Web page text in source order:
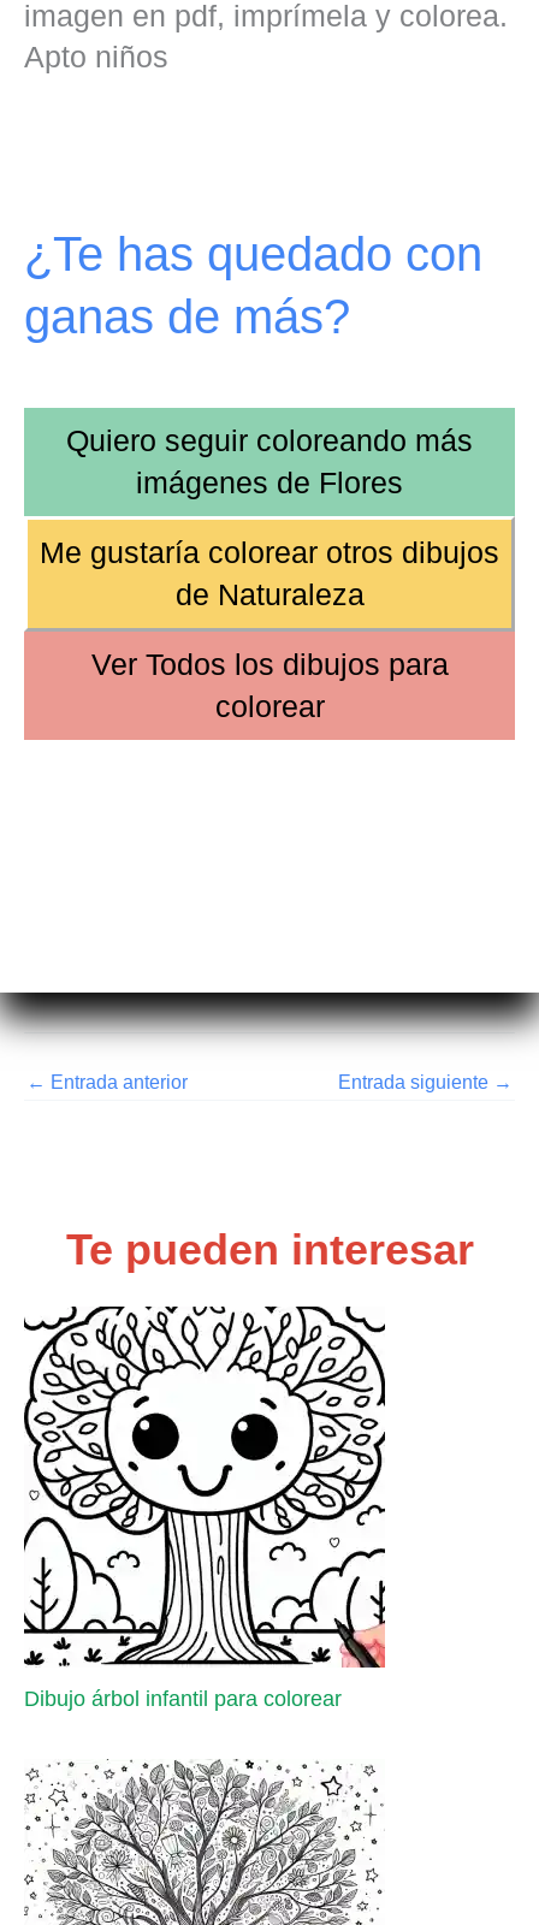
imagen en pdf, imprímela y colorea.
Apto niños
¿Te has quedado con
ganas de más?
Quiero seguir coloreando más
imágenes de Flores
Me gustaría colorear otros dibujos
de Naturaleza
Ver Todos los dibujos para
colorear
← Entrada anterior Entrada siguiente →
Te pueden interesar
Dibujo árbol infantil para colorear